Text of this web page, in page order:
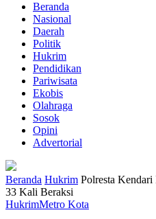
Beranda
Nasional
Daerah
Politik
Hukrim
Pendidikan
Pariwisata
Ekobis
Olahraga
Sosok
Opini
Advertorial
Beranda Hukrim Polresta
33 Kali Beraksi
HukrimMetro Kota